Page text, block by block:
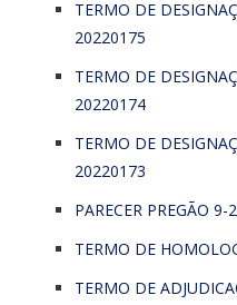
TERMO DE
20220175
TERMO DE
20220174
TERMO DE
20220173
PARECER PREGÃO
TERMO DE
TERMO DE